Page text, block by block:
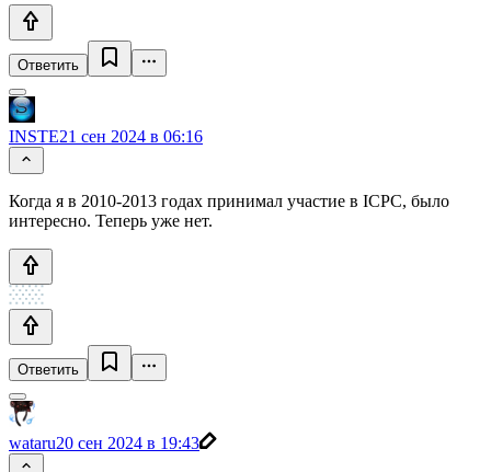
Ответить
INSTE21 сен 2024 в 06:16
Когда я в 2010-2013 годах принимал участие в ICPC, было
интересно. Теперь уже нет.
Ответить
wataru20 сен 2024 в 19:43